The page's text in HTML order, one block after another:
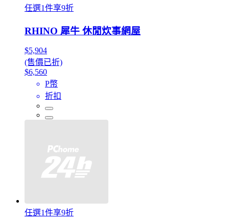
任選1件享9折
RHINO 犀牛 休閒炊事網屋
$5,904
(售價已折)
$6,560
P幣
折扣
任選1件享9折